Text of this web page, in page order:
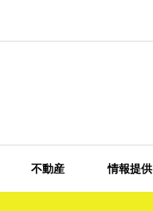
不動産 情報提供